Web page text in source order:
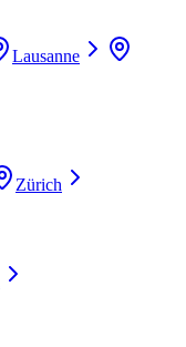
Lausanne
Zürich